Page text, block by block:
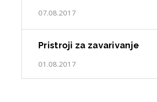
07.08.2017
Pristroji za zavarivanje
01.08.2017